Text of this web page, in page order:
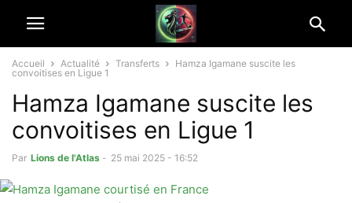
Accueil Actualité Transferts
Hamza Igamane suscite les
convoitises en Ligue 1
Hamza Igamane suscite les
convoitises en Ligue 1
Par Lions de l'Atlas - 25 mai 2025 - 16:52